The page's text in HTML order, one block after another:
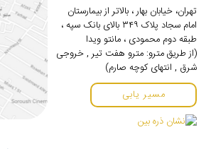
تهران، خیابان بهار ، بالاتر از بیمارستان
امام سجاد پلاک ۳۴۹ بالای بانک سپه ،
طبقه دوم محمودی ، مانتو ویدا
(از طریق مترو: مترو هفت تیر , خروجی
شرق , انتهای کوچه صارم)
مسیر یابی